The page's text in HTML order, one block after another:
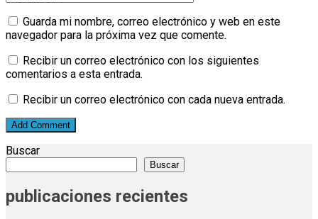
Guarda mi nombre, correo electrónico y web en este
navegador para la próxima vez que comente.
Recibir un correo electrónico con los siguientes
comentarios a esta entrada.
Recibir un correo electrónico con cada nueva entrada.
Buscar
Buscar
publicaciones recientes